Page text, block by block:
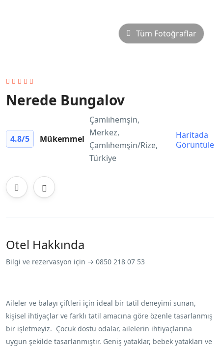
Tüm Fotoğraflar
Nerede Bungalov
4.8/5 Mükemmel
Çamlıhemşin,
Merkez,
Çamlıhemşin/Rize,
Türkiye
Haritada
Görüntüle
Otel Hakkında
Bilgi ve rezervasyon için → 0850 218 07 53
Aileler ve balayı çiftleri için ideal bir tatil deneyimi sunan,
kişisel ihtiyaçlar ve farklı tatil amacına göre özenle tasarlanmış
bir işletmeyiz. Çocuk dostu odalar, ailelerin ihtiyaçlarına
uygun şekilde tasarlanmıştır. Geniş yataklar, bebek yatakları ve